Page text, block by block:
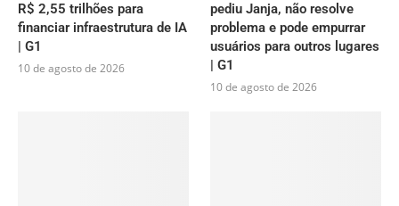
R$ 2,55 trilhões para
financiar infraestrutura de IA
| G1
10 de agosto de 2026
pediu Janja, não resolve
problema e pode empurrar
usuários para outros lugares
| G1
10 de agosto de 2026